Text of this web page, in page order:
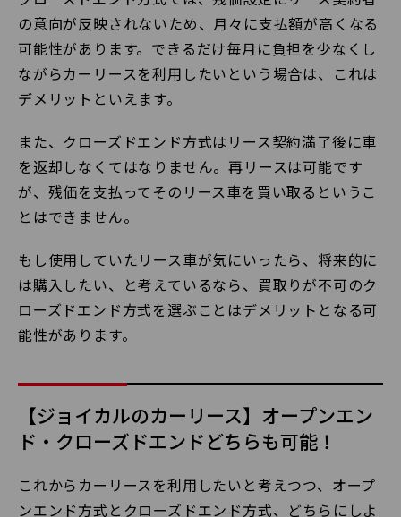
の意向が反映されないため、月々に支払額が高くなる
可能性があります。できるだけ毎月に負担を少なくし
ながらカーリースを利用したいという場合は、これは
デメリットといえます。
また、クローズドエンド方式はリース契約満了後に車
を返却しなくてはなりません。再リースは可能です
が、残価を支払ってそのリース車を買い取るというこ
とはできません。
もし使用していたリース車が気にいったら、将来的に
は購入したい、と考えているなら、買取りが不可のク
ローズドエンド方式を選ぶことはデメリットとなる可
能性があります。
【ジョイカルのカーリース】オープンエン
ド・クローズドエンドどちらも可能！
これからカーリースを利用したいと考えつつ、オープ
ンエンド方式とクローズドエンド方式、どちらにしよ